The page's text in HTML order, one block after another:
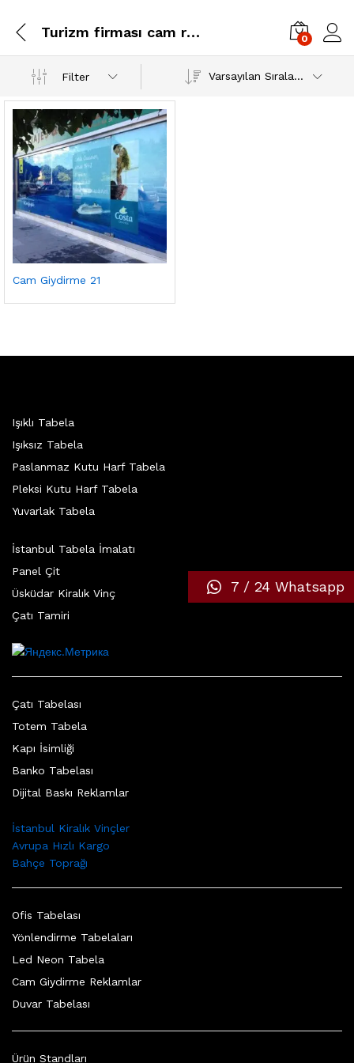
Turizm firması cam reklamları 0
Filter Varsayılan Sıralama
Cam Giydirme 21
Işıklı Tabela
Işıksız Tabela
Paslanmaz Kutu Harf Tabela
Pleksi Kutu Harf Tabela
Yuvarlak Tabela
İstanbul Tabela İmalatı
Panel Çit
Üsküdar Kiralık Vinç
Çatı Tamiri
Çatı Tabelası
Totem Tabela
Kapı İsimliği
Banko Tabelası
Dijital Baskı Reklamlar
İstanbul Kiralık Vinçler
Avrupa Hızlı Kargo
Bahçe Toprağı
Ofis Tabelası
Yönlendirme Tabelaları
Led Neon Tabela
Cam Giydirme Reklamlar
Duvar Tabelası
Ürün Standları
7 / 24 Whatsapp